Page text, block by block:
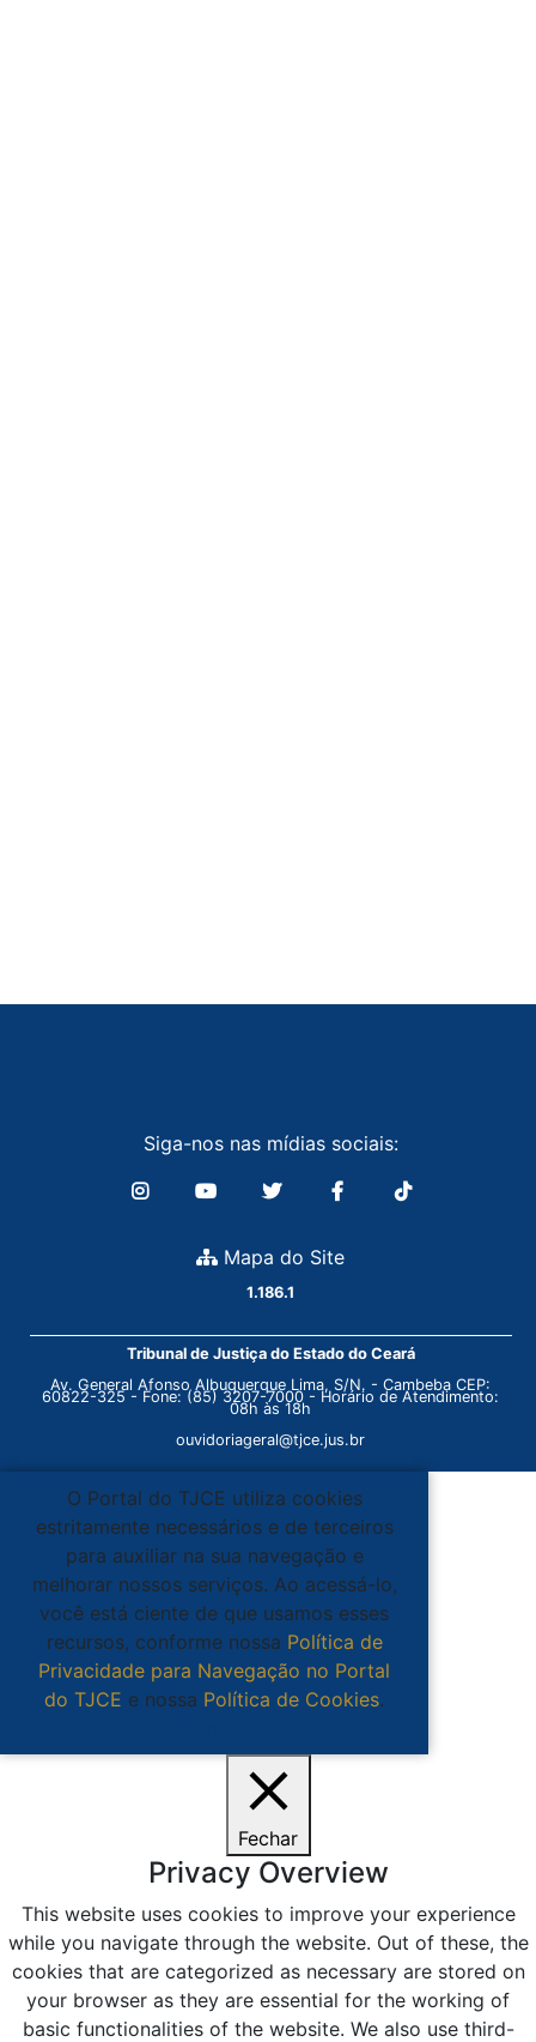
Siga-nos nas mídias sociais:
Mapa do Site
1.186.1
Tribunal de Justiça do Estado do Ceará
Av. General Afonso Albuquerque Lima, S/N. - Cambeba CEP:
60822-325 - Fone: (85) 3207-7000 - Horário de Atendimento:
08h às 18h
ouvidoriageral@tjce.jus.br
O Portal do TJCE utiliza cookies
estritamente necessários e de terceiros
para auxiliar na sua navegação e
melhorar nossos serviços. Ao acessá-lo,
você está ciente de que usamos esses
recursos, conforme nossa Política de
Privacidade para Navegação no Portal
do TJCE e nossa Política de Cookies.
Fechar
Privacy Overview
This website uses cookies to improve your experience
while you navigate through the website. Out of these, the
cookies that are categorized as necessary are stored on
your browser as they are essential for the working of
basic functionalities of the website. We also use third-